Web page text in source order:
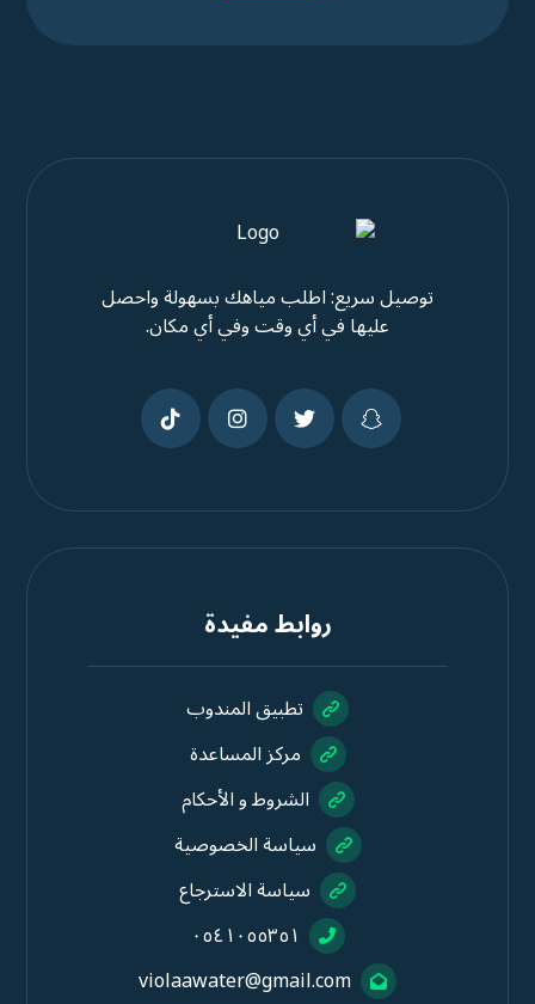
توصيل سريع: اطلب مياهك بسهولة واحصل
عليها في أي وقت وفي أي مكان.
روابط مفيدة
تطبيق المندوب
مركز المساعدة
الشروط و الأحكام
سياسة الخصوصية
سياسة الاسترجاع
٠٥٤١٠٥٥٣٥١
violaawater@gmail.com